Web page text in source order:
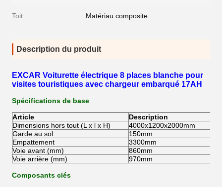
Toit: Matériau composite
Description du produit
EXCAR Voiturette électrique 8 places blanche pour
visites touristiques avec chargeur embarqué 17AH
Spécifications de base
Article
Description
Dimensions hors tout (L x l x H)
4000x1200x2000mm
Garde au sol
150mm
Empattement
3300mm
Voie avant (mm)
860mm
Voie arrière (mm)
970mm
Composants clés